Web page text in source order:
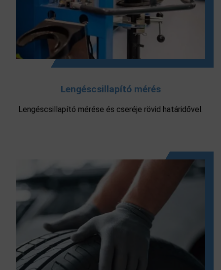
Lengéscsillapító mérés
Lengéscsillapító mérése és cseréje rövid határidővel.